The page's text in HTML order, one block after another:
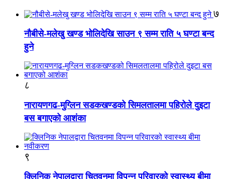
७
नौबीसे-मलेखु खण्ड भोलिदेखि साउन ९ सम्म राति ५ घण्टा बन्द
हुने
८
नारायणगढ-मुग्लिन सडकखण्डको सिमलतालमा पहिरोले दुइटा
बस बगाएको आशंका
९
क्लिनिक नेपालद्वारा चितवनमा विपन्न परिवारको स्वास्थ्य बीमा